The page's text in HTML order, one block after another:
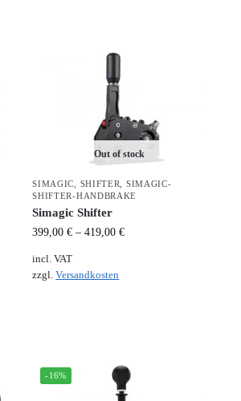
Out of stock
SIMAGIC SHIFTER
SIMAGIC-
SHIFTER-HANDBRAKE
Simagic Shifter
399,00€ –419,00€
incl. VAT
zzgl.Versandkosten
-16%